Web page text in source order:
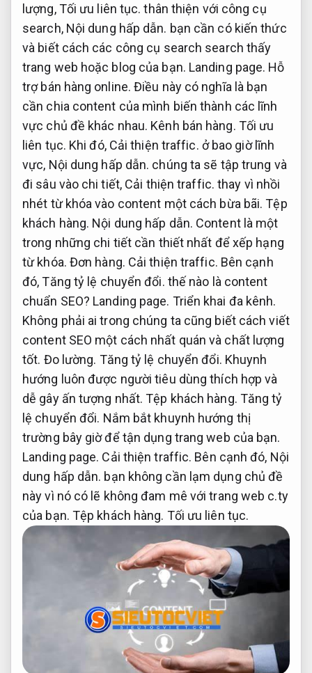
lượng,Tối ưu liên tục. thân thiện với công cụ
search, Nội dung hấp dẫn. bạn cần có kiến ​​thức
và biết cách các công cụ search search thấy
trang web hoặc blog của bạn. Landing page. Hỗ
trợ bán hàng online. Điều này có nghĩa là bạn
cần chia content của mình biến thành các lĩnh
vực chủ đề khác nhau. Kênh bán hàng. Tối ưu
liên tục. Khi đó, Cải thiện traffic. ở bao giờ lĩnh
vực, Nội dung hấp dẫn. chúng ta sẽ tập trung và
đi sâu vào chi tiết, Cải thiện traffic. thay vì nhồi
nhét từ khóa vào content một cách bừa bãi.Tệp
khách hàng. Nội dung hấp dẫn. Content là một
trong những chi tiết cần thiết nhất để xếp hạng
từ khóa. Đơn hàng. Cải thiện traffic. Bên cạnh
đó,Tăng tỷ lệ chuyển đổi. thế nào là content
chuẩn SEO? Landing page. Triển khai đa kênh.
Không phải ai trong chúng ta cũng biết cách viết
content SEO một cách nhất quán và chất lượng
tốt. Đo lường. Tăng tỷ lệ chuyển đổi. Khuynh
hướng luôn được người tiêu dùng thích hợp và
dễ gây ấn tượng nhất.Tệp khách hàng. Tăng tỷ
lệ chuyển đổi. Nắm bắt khuynh hướng thị
trường bây giờ để tận dụng trang web của bạn.
Landing page. Cải thiện traffic. Bên cạnh đó, Nội
dung hấp dẫn. bạn không cần lạm dụng chủ đề
này vì nó có lẽ không đam mê với trang web c.ty
của bạn. Tệp khách hàng. Tối ưu liên tục.